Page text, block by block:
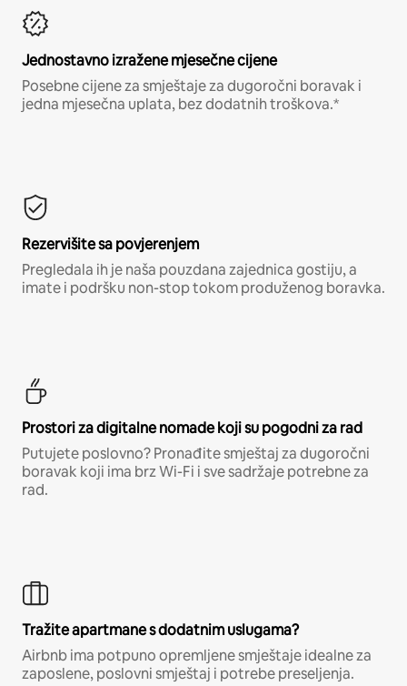
Jednostavno izražene mjesečne cijene
Posebne cijene za smještaje za dugoročni boravak i
jedna mjesečna uplata, bez dodatnih troškova.*
Rezervišite sa povjerenjem
Pregledala ih je naša pouzdana zajednica gostiju, a
imate i podršku non-stop tokom produženog boravka.
Prostori za digitalne nomade koji su pogodni za rad
Putujete poslovno? Pronađite smještaj za dugoročni
boravak koji ima brz Wi-Fi i sve sadržaje potrebne za
rad.
Tražite apartmane s dodatnim uslugama?
Airbnb ima potpuno opremljene smještaje idealne za
zaposlene, poslovni smještaj i potrebe preseljenja.